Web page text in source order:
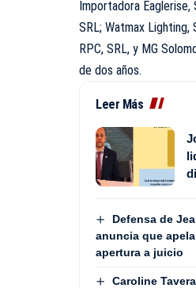
Importadora Eaglerise,
SRL; Watmax
RPC, SRL, y MG
de dos años.
Leer Más
Defensa de
anuncia que
apertura a juicio
Caroline